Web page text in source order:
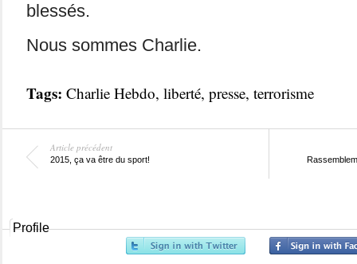
blessés.
Nous sommes Charlie.
Tags: Charlie Hebdo, liberté, presse, terrorisme
Article précédent
2015, ça va être du sport!
Profile